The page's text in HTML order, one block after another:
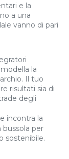
e la
a una
vanno di pari
la
Il tuo
risultati sia di
degli
incontra la
bussola per
sostenibile.